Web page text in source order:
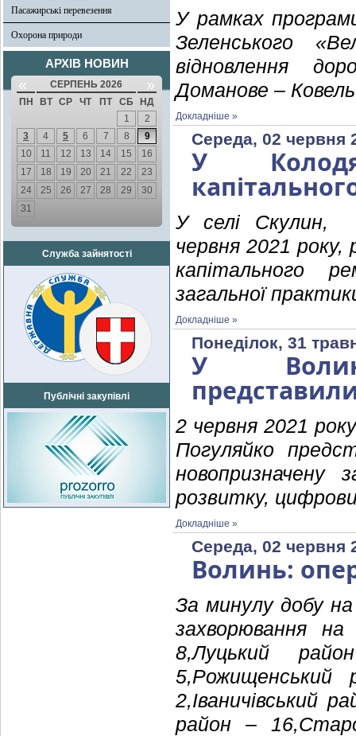
Пасажирські перевезення
Охорона природи
АРХІВ НОВИН
« СЕРПЕНЬ 2026 »
ПН ВТ СР ЧТ ПТ СБ
НД
1
2
3
4 5 6 7 8
9
10
11 12 13 14 15
16
17
18 19 20 21 22
23
24
25 26 27 28 29
30
31
Служба зайнятості
Публічні закупівлі
У рамках
Зеленського
відновлення
Доманове –
Докладніше »
Середа, 02 червня
У
У селі Скулин,
червня 2021 року,
капітального
загальної
Докладніше »
Понеділок, 31
У
2 червня 2021
Погуляйко
новопризначену
розвитку,
Докладніше »
Середа, 02 червня
Волинь:
За минулу добу
захворювання
8,Луцький
5,Рожищенський
2,Іваничівський
район –